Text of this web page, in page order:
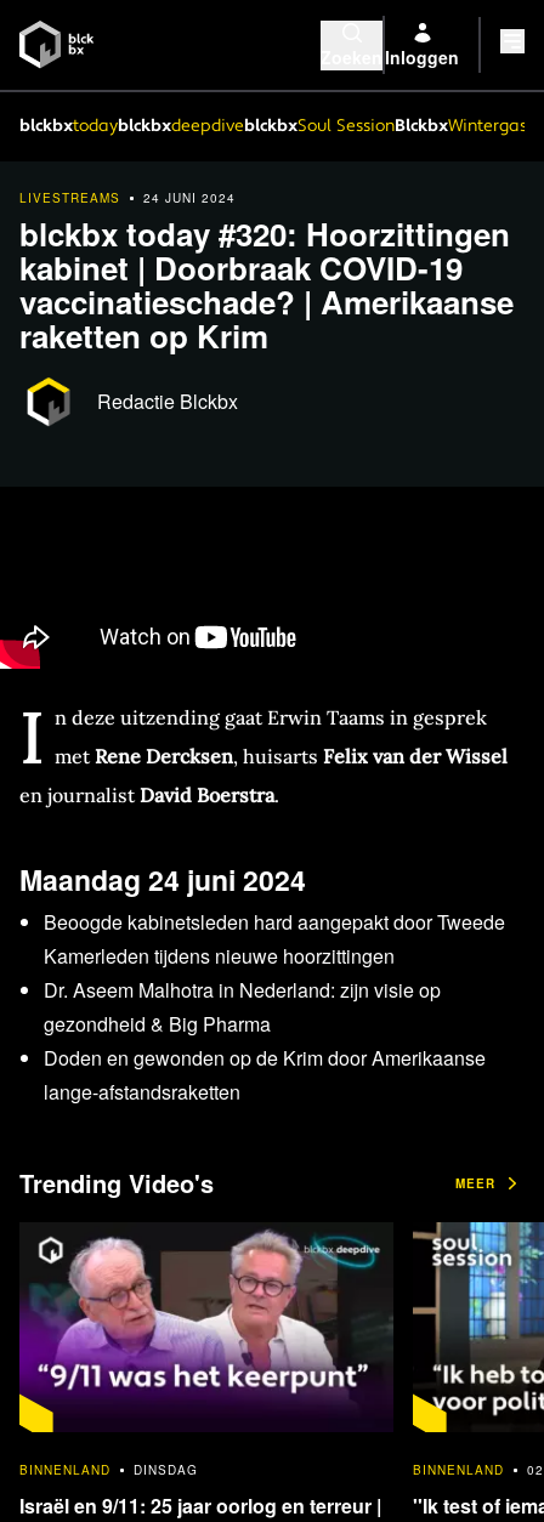
Inloggen
blckbxtodayblckbxdeepdiveblckbxSoul SessionBlckbx
LIVESTREAMS 24 JUNI 2024
blckbx today #320: Hoorzittingen
kabinet | Doorbraak COVID-19
vaccinatieschade? | Amerikaanse
raketten op Krim
Redactie Blckbx
I n deze uitzending gaat Erwin Taams in gesprek
metRene Dercksen, huisarts Felix van der Wissel
en journalistDavid Boerstra.
Maandag 24 juni 2024
Beoogde kabinetsleden hard aangepakt door Tweede
Kamerleden tijdens nieuwe hoorzittingen
Dr. Aseem Malhotra in Nederland: zijn visie op
gezondheid & Big Pharma
Doden en gewonden op de Krim door Amerikaanse
lange-afstandsraketten
Boerstra
Check de komende
filmvertoningen en colleges in
Studio Paradiso!
Trending Video's MEER
BINNENLAND
DINSDAG
Israël en 9/11: 25 jaar oorlog en terreur |
BINNENLAND
''Ik test of